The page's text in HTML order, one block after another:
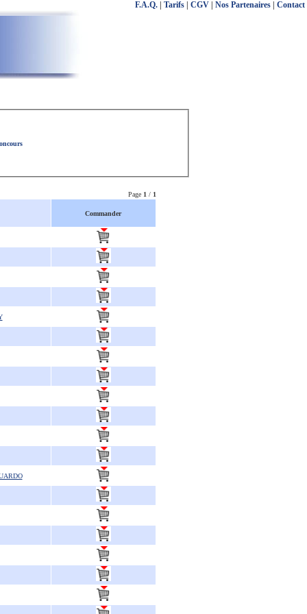
F.A.Q. Tarifs CGV Nos Partenaires Contact
Page 1 / 1
Commander